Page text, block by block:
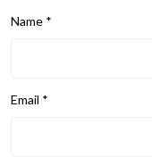
Name *
Email *